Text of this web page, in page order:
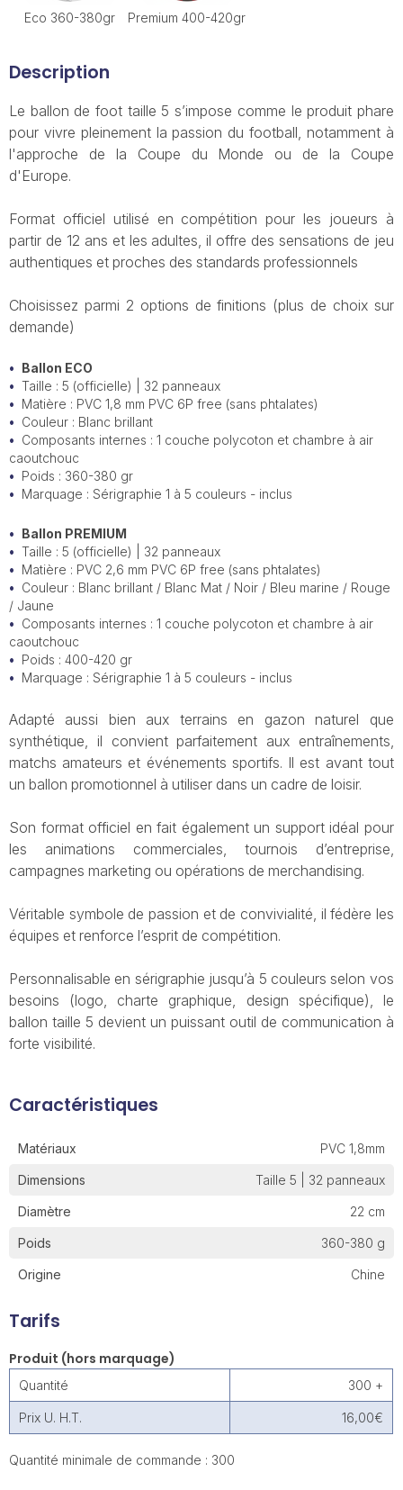
Eco 360-380gr Premium 400-420gr
Description
Le ballon de foot taille 5 s’impose comme le produit phare
pour vivre pleinement la passion du football, notamment à
l'approche de la Coupe du Monde ou de la Coupe
d'Europe.
Format officiel utilisé en compétition pour les joueurs à
partir de 12 ans et les adultes, il offre des sensations de jeu
authentiques et proches des standards professionnels
Choisissez parmi 2 options de finitions (plus de choix sur
demande)
Ballon ECO
Taille : 5 (officielle) | 32 panneaux
Matière : PVC 1,8 mm PVC 6P free (sans phtalates)
Couleur : Blanc brillant
Composants internes : 1 couche polycoton et chambre à air
caoutchouc
Poids : 360-380 gr
Marquage : Sérigraphie 1 à 5 couleurs - inclus
Ballon PREMIUM
Taille : 5 (officielle) | 32 panneaux
Matière : PVC 2,6 mm PVC 6P free (sans phtalates)
Couleur : Blanc brillant / Blanc Mat / Noir / Bleu marine / Rouge
/ Jaune
Composants internes : 1 couche polycoton et chambre à air
caoutchouc
Poids : 400-420 gr
Marquage : Sérigraphie 1 à 5 couleurs - inclus
Adapté aussi bien aux terrains en gazon naturel que
synthétique, il convient parfaitement aux entraînements,
matchs amateurs et événements sportifs. Il est avant tout
un ballon promotionnel à utiliser dans un cadre de loisir.
Son format officiel en fait également un support idéal pour
les animations commerciales, tournois d’entreprise,
campagnes marketing ou opérations de merchandising.
Véritable symbole de passion et de convivialité, il fédère les
équipes et renforce l’esprit de compétition.
Personnalisable en sérigraphie jusqu’à 5 couleurs selon vos
besoins (logo, charte graphique, design spécifique), le
ballon taille 5 devient un puissant outil de communication à
forte visibilité.
Caractéristiques
Matériaux PVC 1,8mm
Dimensions Taille 5 | 32 panneaux
Diamètre 22 cm
Poids 360-380 g
Origine Chine
Tarifs
Produit (hors marquage)
Quantité 300 +
Prix U. H.T. 16,00€
Quantité minimale de commande : 300